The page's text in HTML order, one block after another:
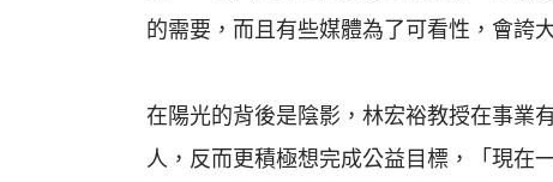
的需要，而且有些媒體為了可看性，會誇
在陽光的背後是陰影，林宏裕教授在事業
人，反而更積極想完成公益目標，「現在